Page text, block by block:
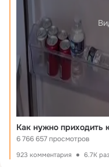
Как нужно приходить
6 766 657 просмотров
923 комментария 6.7K